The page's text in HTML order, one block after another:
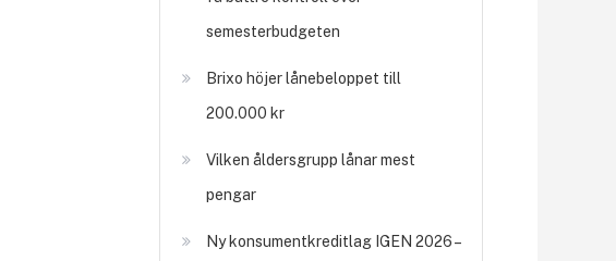
semesterbudgeten
Brixo höjer lånebeloppet till
200.000 kr
Vilken åldersgrupp lånar mest
pengar
Ny konsumentkreditlag IGEN 2026 –